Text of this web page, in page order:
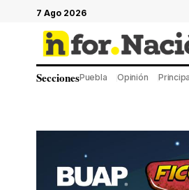
7 Ago 2026
SeccionesPuebla Opinión